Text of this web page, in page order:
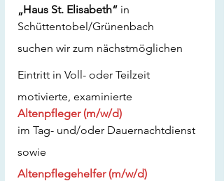
„Haus St. Elisabeth“ in
Schüttentobel/Grünenbach
suchen wir zum nächstmöglichen
Eintritt in Voll- oder Teilzeit
motivierte, examinierte
Altenpfleger (m/w/d)
im Tag- und/oder Dauernachtdienst
sowie
Altenpflegehelfer (m/w/d)